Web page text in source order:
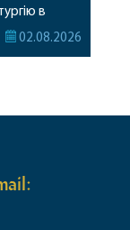
в
початком
02.08.2026